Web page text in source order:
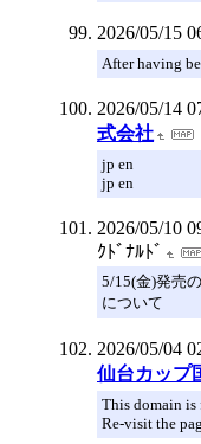
2026/05/15
After having
2026/05/14
式会社
jp en
jp en
2026/05/10
ｸﾄﾞﾅﾙﾄﾞ
5/15(金)発売
について
2026/05/04
仙台カップ
This domain is
Re-visit the